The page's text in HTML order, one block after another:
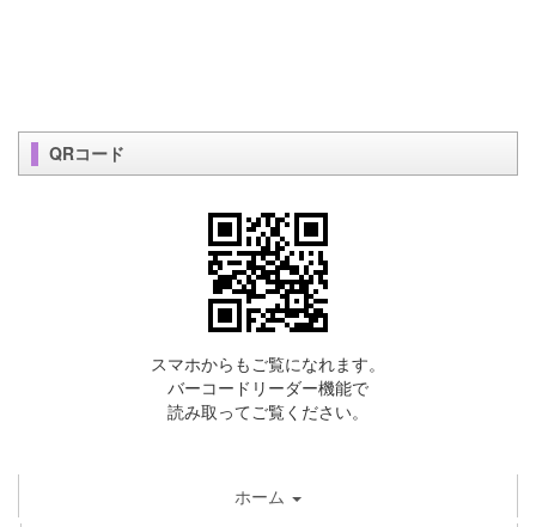
QRコード
スマホからもご覧になれます。
バーコードリーダー機能で
読み取ってご覧ください。
ホーム